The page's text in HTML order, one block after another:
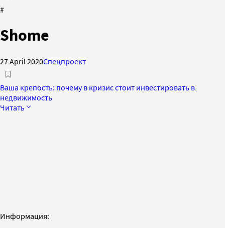
#
Shome
27 April 2020Спецпроект
Ваша крепость: почему в кризис стоит инвестировать в
недвижимость
Читать
Информация: